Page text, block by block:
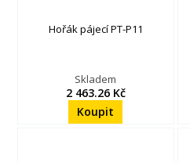
Hořák pájecí PT-P11
Skladem
2 463.26 Kč